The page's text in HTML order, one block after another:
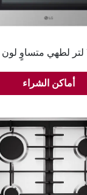
أماكن الشراء